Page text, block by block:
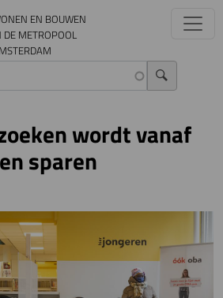
EN BOUWEN
DE METROPOOL
wordt vanaf
sparen